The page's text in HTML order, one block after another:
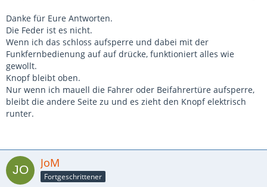
Danke für Eure Antworten.
Die Feder ist es nicht.
Wenn ich das schloss aufsperre und dabei mit der
Funkfernbedienung auf auf drücke, funktioniert alles wie
gewollt.
Knopf bleibt oben.
Nur wenn ich mauell die Fahrer oder Beifahrertüre aufsperre,
bleibt die andere Seite zu und es zieht den Knopf elektrisch
runter.
JoM
Fortgeschrittener